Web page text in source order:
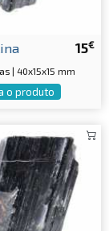
15€
| 40x15x15 mm
o produto